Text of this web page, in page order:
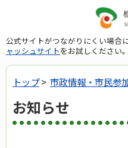
公式サイトがつながりにくい場合
ャッシュサイトをお試しください
トップ> 市政情報・市民参
お知らせ